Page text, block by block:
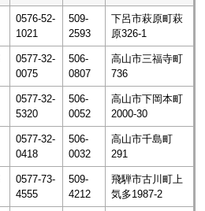
0576-52-
1021
509-
2593
下呂市萩原町萩
原326-1
0577-32-
0075
506-
0807
高山市三福寺町
736
0577-32-
5320
506-
0052
高山市下岡本町
2000-30
0577-32-
0418
506-
0032
高山市千島町
291
0577-73-
4555
509-
4212
飛騨市古川町上
気多1987-2